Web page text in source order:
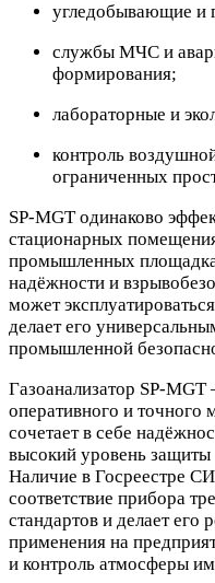
угледобывающие и
службы МЧС и
формирования;
лабораторные и
контроль
ограниченных
SP-MGT одинаково
стационарных
промышленных
надёжности и
может
делает его
промышленной
Газоанализатор SP-
оперативного и точного
сочетает в себе
высокий уровень
Наличие в Госреестре
соответствие прибора
стандартов и делает его
применения на
и контроль атмосферы